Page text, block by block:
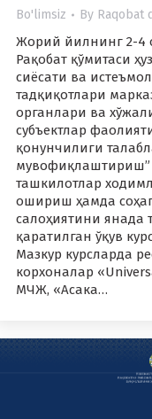
Bo'limsiz By Raqobat
Жорий йилнинг 2-4
Рақобат қўмитаси
сиёсати ва
тадқиқотлари
органлари ва
субъектлар
қонунчилиги
мувофиқлаштириш”
ташкилотлар
ошириш ҳамда
салоҳиятини
қаратилган ўқув
Мазкур курсларда
корхоналар
МЧЖ, «Асака…